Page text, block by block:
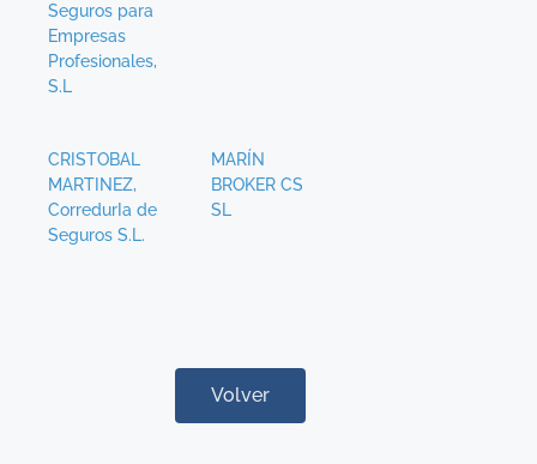
Seguros para
Empresas
Profesionales,
S.L
CRISTOBAL
MARTINEZ,
CorredurIa de
Seguros S.L.
MARÍN
BROKER CS
SL
Volver